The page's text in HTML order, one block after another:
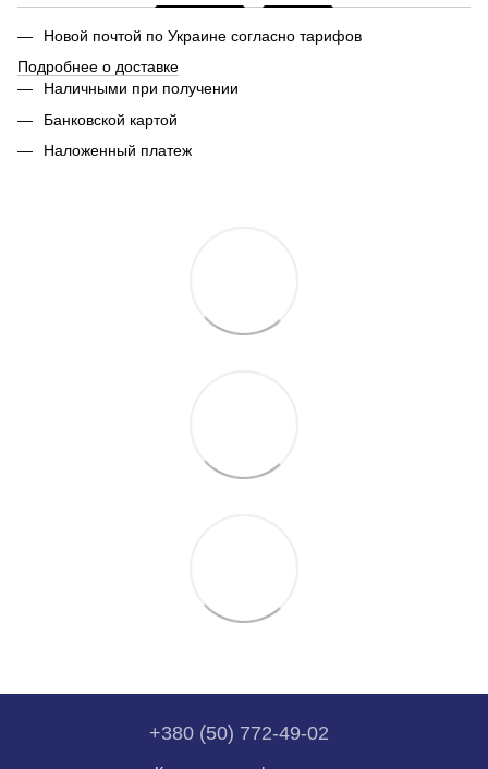
Новой почтой по Украине согласно тарифов
Подробнее о доставке
Наличными при получении
Банковской картой
Наложенный платеж
+380 (50) 772-49-02